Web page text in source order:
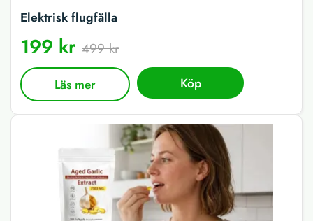
Elektrisk flugfälla
199 kr 499 kr
Läs mer Köp